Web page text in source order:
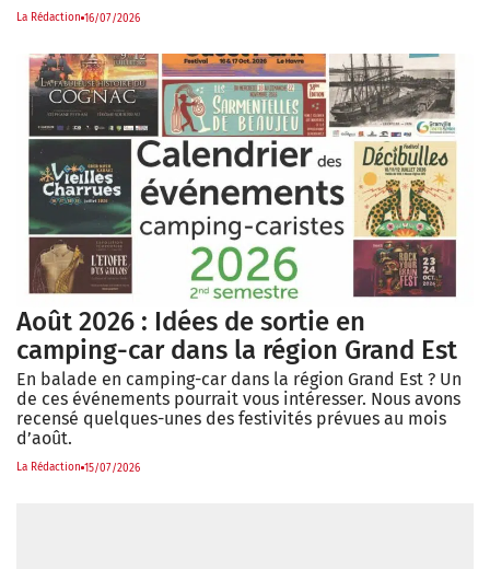
La Rédaction 16/07/2026
Août 2026 : Idées de sortie en
camping-car dans la région Grand Est
En balade en camping-car dans la région Grand Est ? Un
de ces événements pourrait vous intéresser. Nous avons
recensé quelques-unes des festivités prévues au mois
d’août.
La Rédaction 15/07/2026